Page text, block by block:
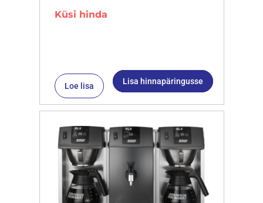
Küsi hinda
Loe lisa Lisa hinnapäringusse